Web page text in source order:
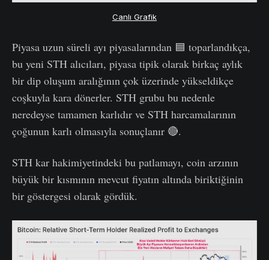
Canlı Grafik
Piyasa uzun süreli ayı piyasalarından 🟦 toparlandıkça,
bu yeni STH alıcıları, piyasa tipik olarak birkaç aylık
bir dip oluşum aralığının çok üzerinde yükseldikçe
coşkuyla kara dönerler. STH grubu bu nedenle
neredeyse tamamen karlıdır ve STH harcamalarının
çoğunun karlı olmasıyla sonuçlanır 🔴.
STH kar hakimiyetindeki bu patlamayı, coin arzının
büyük bir kısmının mevcut fiyatın altında biriktiğinin
bir göstergesi olarak gördük.